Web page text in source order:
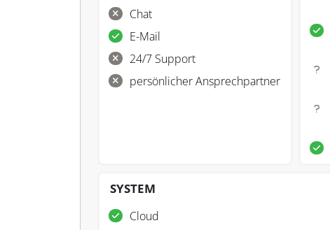
Chat
E-Mail
24/7 Support
persönlicher Ansprechpartner
SYSTEM
Cloud